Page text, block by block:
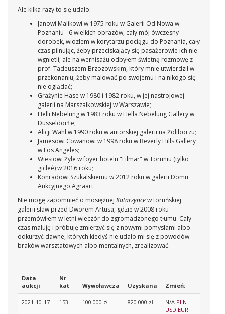
Ale kilka razy to się udało:
Janowi Malikowi w 1975 roku w Galerii Od Nowa w
Poznaniu - 6 wielkich obrazów, cały mój ówczesny
dorobek, wiozłem w korytarzu pociągu do Poznania, cały
czas pilnując, żeby przeciskający się pasażerowie ich nie
wgnietli; ale na wernisażu odbyłem świetną rozmowę z
prof. Tadeuszem Brzozowskim, który mnie utwierdził w
przekonaniu, żeby malować po swojemu i na nikogo się
nie oglądać;
Grażynie Hase w 1980 i 1982 roku, w jej nastrojowej
galerii na Marszałkowskiej w Warszawie;
Helli Nebelung w 1983 roku w Hella Nebelung Gallery w
Düsseldorfie;
Alicji Wahl w 1990 roku w autorskiej galerii na Żoliborzu;
Jamesowi Cowanowi w 1998 roku w Beverly Hills Gallery
w Los Angeles;
Wiesiowi Żyle w foyer hotelu "Filmar" w Toruniu (tylko
gicleè) w 2016 roku;
Konradowi Szukalskiemu w 2012 roku w galerii Domu
Aukcyjnego Agraart.
Nie mogę zapomnieć o mosiężnej Katarzyncew toruńskiej
galerii sław przed Dworem Artusa, gdzie w 2008 roku
przemówiłem w letni wieczór do zgromadzonego tłumu. Cały
czas maluję i próbuję zmierzyć się z nowymi pomysłami albo
odkurzyć dawne, których kiedyś nie udało mi się z powodów
braków warsztatowych albo mentalnych, zrealizować.
Data
aukcji
Nr
kat
Wywoławcza Uzyskana Zmień:
2021-10-17 153 100 000 zł 820 000 zł N/A PLN
USD EUR